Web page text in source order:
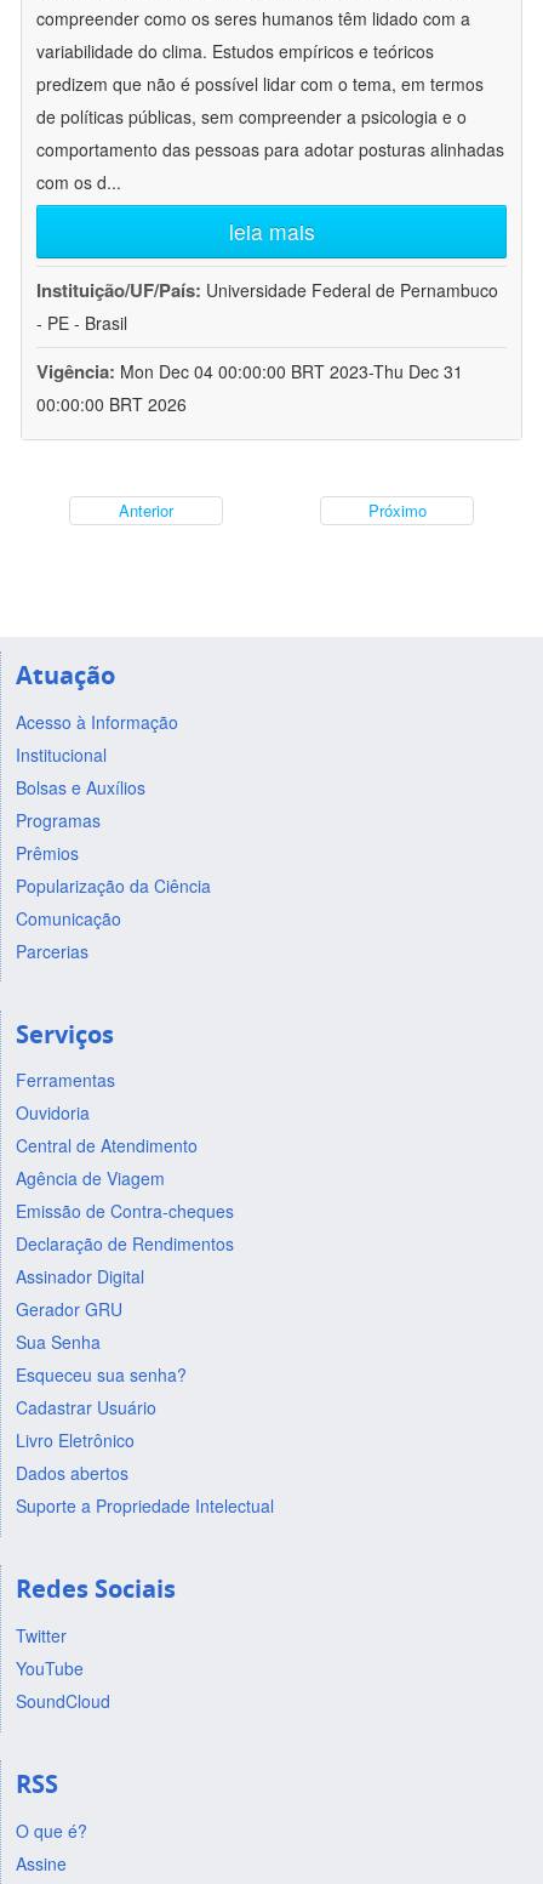
compreender como os seres humanos têm lidado com a
variabilidade do clima. Estudos empíricos e teóricos
predizem que não é possível lidar com o tema, em termos
de políticas públicas, sem compreender a psicologia e o
comportamento das pessoas para adotar posturas alinhadas
com os d...
leia mais
Instituição/UF/País: Universidade Federal de Pernambuco
- PE - Brasil
Vigência: Mon Dec 04 00:00:00 BRT 2023-Thu Dec 31
00:00:00 BRT 2026
Anterior Próximo
Atuação
Acesso à Informação
Institucional
Bolsas e Auxílios
Programas
Prêmios
Popularização da Ciência
Comunicação
Parcerias
Serviços
Ferramentas
Ouvidoria
Central de Atendimento
Agência de Viagem
Emissão de Contra-cheques
Declaração de Rendimentos
Assinador Digital
Gerador GRU
Sua Senha
Esqueceu sua senha?
Cadastrar Usuário
Livro Eletrônico
Dados abertos
Suporte a Propriedade Intelectual
Redes Sociais
Twitter
YouTube
SoundCloud
RSS
O que é?
Assine